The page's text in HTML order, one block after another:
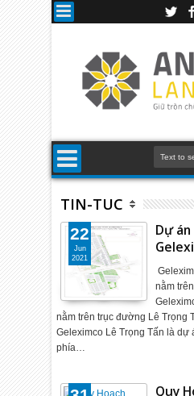
TIN-TUC
Dự
nằm
nằm trên trục đường Lê Trọng
Geleximco Lê Trọng Tấn là dự
phía…
22
Jun
2021
Quy